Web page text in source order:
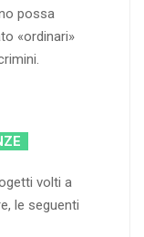
possa
«ordinari»
volti a
le seguenti